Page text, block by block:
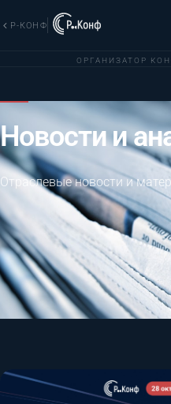
Р-КОНФ
ОРГАНИЗАТОР
Новости и
Отраслевые новости и